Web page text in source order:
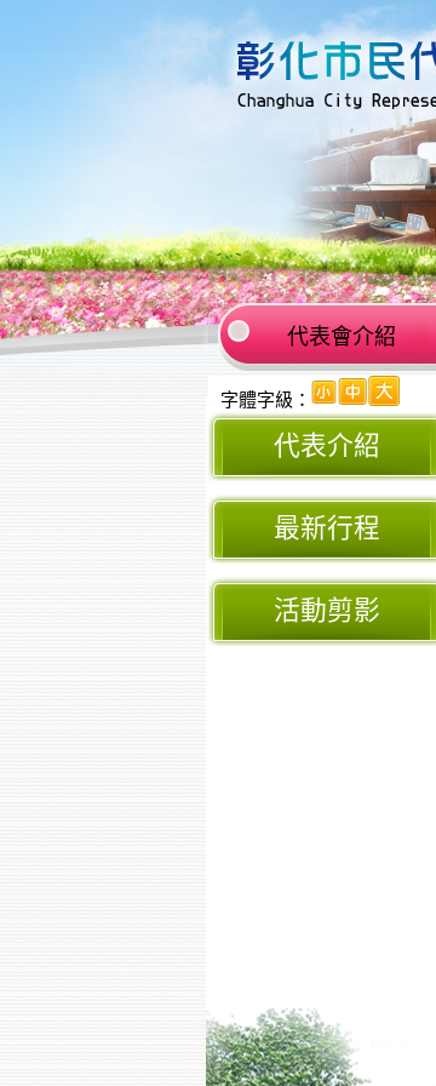
代表會介紹
字體字級：
代表介紹
最新行程
活動剪影